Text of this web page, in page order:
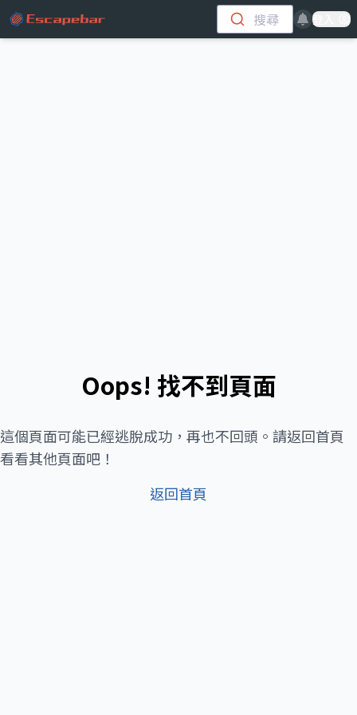
跳至主要內容
搜尋 登入
Oops! 找不到頁面
這個頁面可能已經逃脫成功，再也不回頭。請返回首頁
看看其他頁面吧！
返回首頁